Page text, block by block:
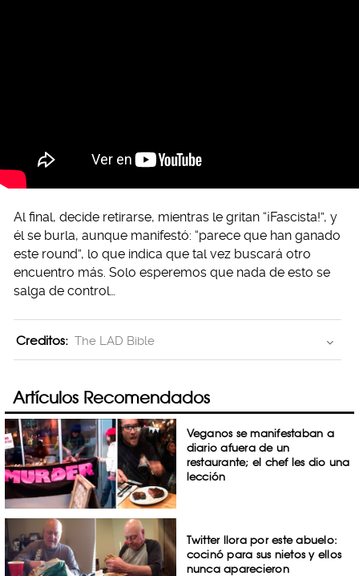
Al final, decide retirarse, mientras le gritan “¡Fascista!”, y
él se burla, aunque manifestó: “parece que han ganado
este round”, lo que indica que tal vez buscará otro
encuentro más. Solo esperemos que nada de esto se
salga de control…
Creditos: The LAD Bible
Artículos Recomendados
Veganos se manifestaban a
diario afuera de un
restaurante; el chef les dio una
lección
Twitter llora por este abuelo:
cocinó para sus nietos y ellos
nunca aparecieron